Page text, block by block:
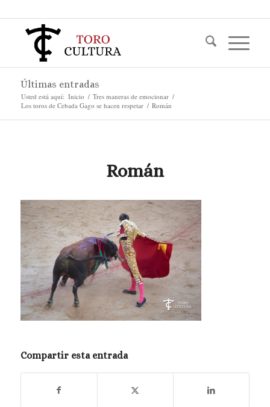
Últimas entradas
Usted está aquí: Inicio / Tres maneras de emocionar /
Los toros de Cebada Gago se hacen respetar / Román
Román
Compartir esta entrada